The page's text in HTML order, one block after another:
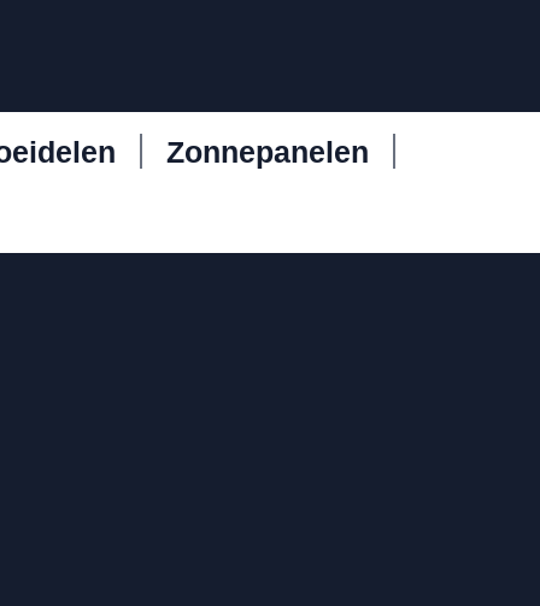
Zonnepanelen